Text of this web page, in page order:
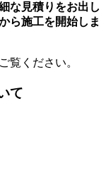
な見積りをお出し
ら施工を開始しま
覧ください。
て